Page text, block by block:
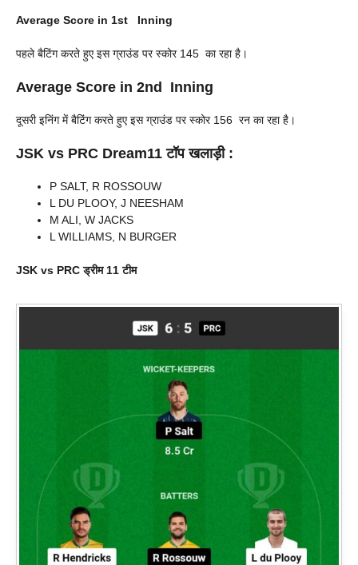
Average Score in 1st Inning
पहले बैटिंग करते हुए इस ग्राउंड पर स्कोर 145 का रहा है।
Average Score in 2nd Inning
दूसरी इनिंग में बैटिंग करते हुए इस ग्राउंड पर स्कोर 156 रन का रहा है।
JSK vs PRC Dream11 टॉप खलाड़ी :
P SALT, R ROSSOUW
L DU PLOOY, J NEESHAM
M ALI, W JACKS
L WILLIAMS, N BURGER
JSK vs PRCड्रीम 11 टीम